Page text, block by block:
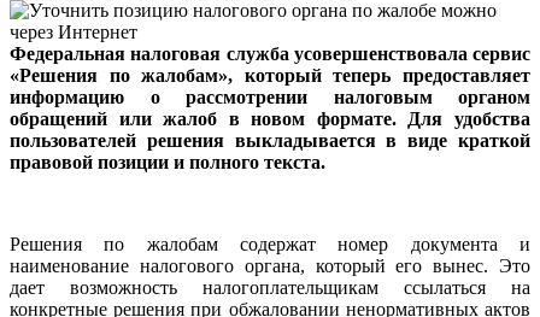
Федеральная налоговая служба усовершенствовала сервис
«Решения по жалобам», который теперь предоставляет
информацию о рассмотрении налоговым органом
обращений или жалоб в новом формате. Для удобства
пользователей решения выкладывается в виде краткой
правовой позиции и полного текста.
Решения по жалобам содержат номер документа и
наименование налогового органа, который его вынес. Это
дает возможность налогоплательщикам ссылаться на
конкретные решения при обжаловании ненормативных актов